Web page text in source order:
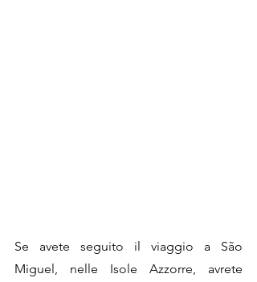
Se avete seguito il viaggio a São
Miguel, nelle Isole Azzorre, avrete